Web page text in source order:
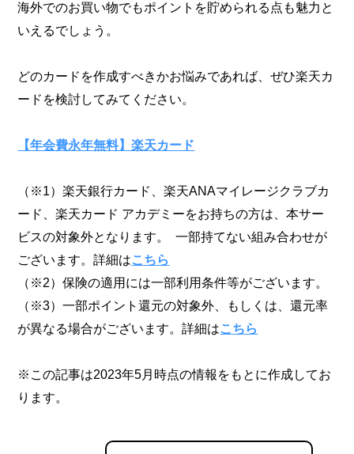
海外でのお買い物でもポイントを貯められる点も魅力と
いえるでしょう。
どのカードを作成すべきかお悩みであれば、ぜひ楽天カ
ードを検討してみてください。
【年会費永年無料】楽天カード
（※1）楽天銀行カード、楽天ANAマイレージクラブカ
ード、楽天カード アカデミーをお持ちの方は、本サー
ビスの対象外となります。 一部持てない組み合わせが
ございます。詳細はこちら
（※2）保険の適用には一部利用条件等がございます。
（※3）一部ポイント還元の対象外、もしくは、還元率
が異なる場合がございます。詳細はこちら
※この記事は2023年5月時点の情報をもとに作成してお
ります。